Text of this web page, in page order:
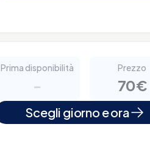
Prima disponibilità
-
Prezzo
70€
Scegli giorno e ora